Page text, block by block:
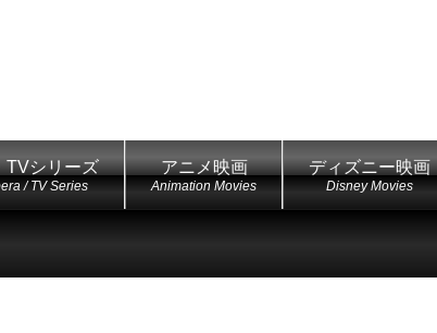
TVシリーズ
/ TV Series
アニメ映画
Animation Movies
ディズニー映画
Disney Movies